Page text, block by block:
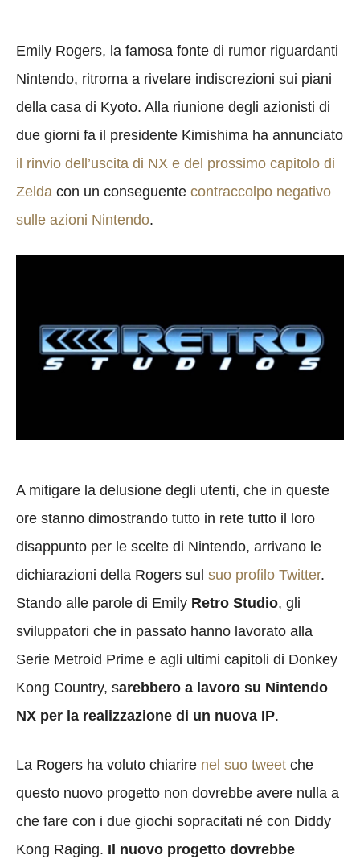
Emily Rogers, la famosa fonte di rumor riguardanti
Nintendo, ritrorna a rivelare indiscrezioni sui piani
della casa di Kyoto. Alla riunione degli azionisti di
due giorni fa il presidente Kimishima ha annunciato
il rinvio dell’uscita di NX e del prossimo capitolo di
Zelda con un conseguente contraccolpo negativo
sulle azioni Nintendo.
A mitigare la delusione degli utenti, che in queste
ore stanno dimostrando tutto in rete tutto il loro
disappunto per le scelte di Nintendo, arrivano le
dichiarazioni della Rogers sul suo profilo Twitter.
Stando alle parole di Emily Retro Studio, gli
sviluppatori che in passato hanno lavorato alla
Serie Metroid Prime e agli ultimi capitoli di Donkey
Kong Country, sarebbero a lavoro su Nintendo
NX per la realizzazione di un nuova IP.
La Rogers ha voluto chiarire nel suo tweet che
questo nuovo progetto non dovrebbe avere nulla a
che fare con i due giochi sopracitati né con Diddy
Kong Raging. Il nuovo progetto dovrebbe